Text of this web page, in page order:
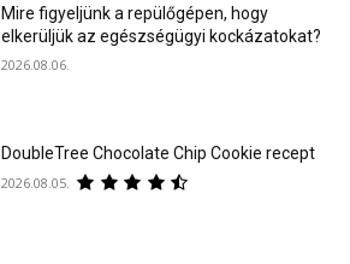
Mire figyeljünk a repülőgépen, hogy
elkerüljük az egészségügyi kockázatokat?
2026.08.06.
DoubleTree Chocolate Chip Cookie recept
2026.08.05.